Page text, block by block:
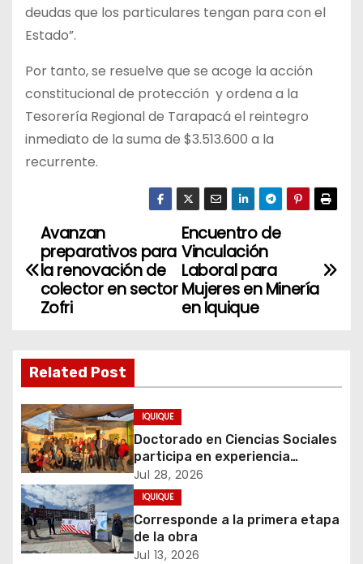
deudas que los particulares tengan para con el
Estado”.
Por tanto, se resuelve que se acoge la acción
constitucional de protección y ordena a la
Tesorería Regional de Tarapacá el reintegro
inmediato de la suma de $3.513.600 a la
recurrente.
N
a
g
a
c
i
ó
n
Encuentro de
Vinculación
Laboral para
Mujeres en Minería
en Iquique
Avanzan
preparativos para
la renovación de
colector en sector
Zofri
Related Post
IQUIQUE
Doctorado en Ciencias Sociales
participa en experiencia
comunitaria sobre cuidados y
migración
Jul 28, 2026
IQUIQUE
Corresponde a la primera etapa
de la obra
Jul 13, 2026